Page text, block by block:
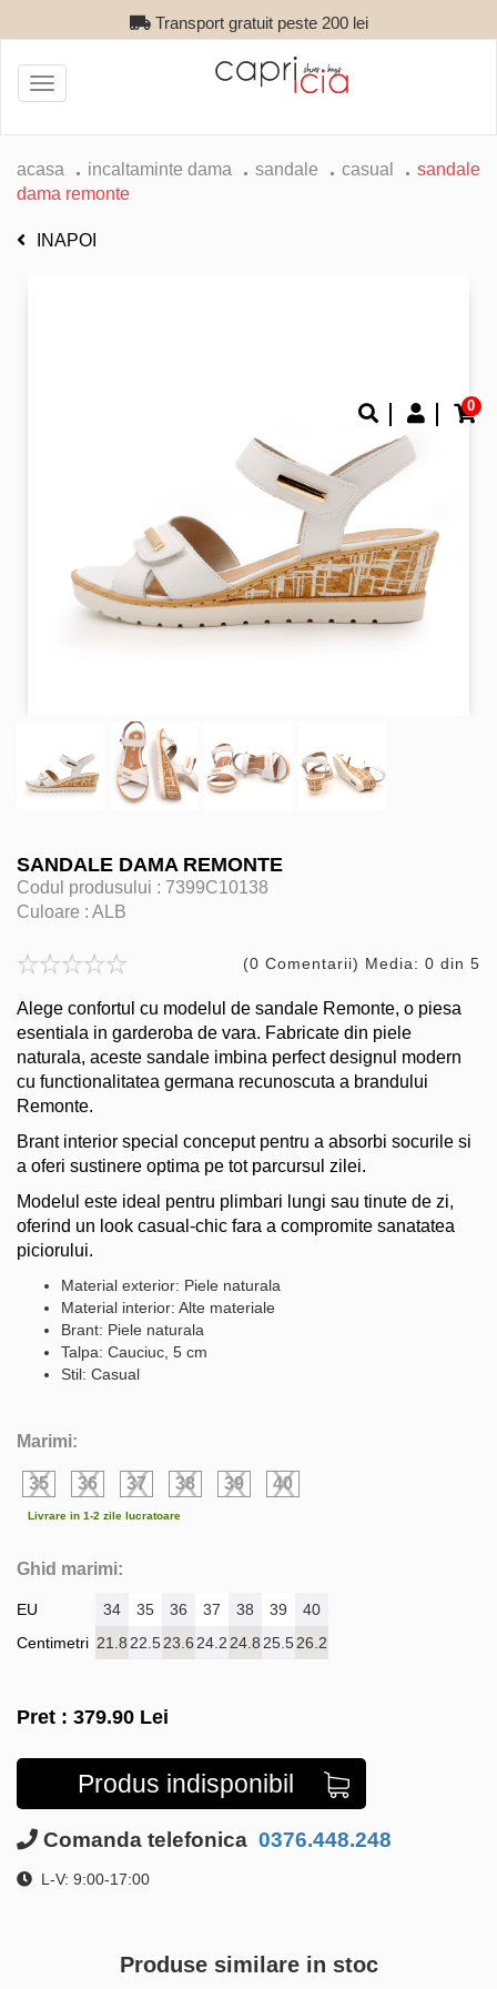
Transport gratuit peste 200 lei
0
Toggle
navigation
acasa incaltaminte dama sandale casual
sandale
dama remonte
INAPOI
SANDALE DAMA REMONTE
Codul produsului : 7399C10138
Culoare : ALB
(0 Comentarii) Media: 0 din 5
Alege confortul cu modelul de sandale Remonte, o piesa
esentiala in garderoba de vara. Fabricate din piele
naturala, aceste sandale imbina perfect designul modern
cu functionalitatea germana recunoscuta a brandului
Remonte.
Brant interior special conceput pentru a absorbi socurile si
a oferi sustinere optima pe tot parcursul zilei.
Modelul este ideal pentru plimbari lungi sau tinute de zi,
oferind un look casual-chic fara a compromite sanatatea
piciorului.
Material exterior: Piele naturala
Material interior: Alte materiale
Brant: Piele naturala
Talpa: Cauciuc, 5 cm
Stil: Casual
Marimi:
35 36 37 38 39 40
Livrare in 1-2 zile lucratoare
Ghid marimi:
EU
Centimetri
34 35 36 37 38 39
40
21.8 22.523.6 24.2 24.8 25.526.2
Pret : 379.90 Lei
Produs indisponibil
Comanda telefonica 0376.448.248
L-V: 9:00-17:00
Produse similare in stoc